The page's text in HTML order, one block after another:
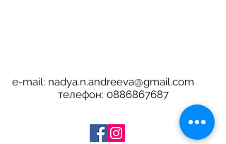
e-mail: nadya.n.andreeva@gmail.com
телефон: 0886867687